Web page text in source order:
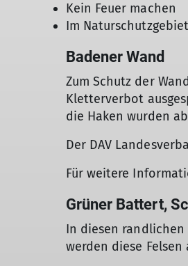
Kein Feuer machen
Im
Badener Wand
Zum Schutz der
Kletterverbot
die Haken wurden
Der DAV
Für weitere
Grüner Battert,
In diesen randlichen
werden diese